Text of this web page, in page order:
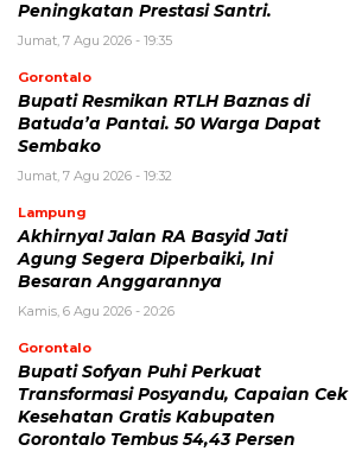
Peningkatan Prestasi Santri.
Jumat, 7 Agu 2026 - 19:35
Gorontalo
Bupati Resmikan RTLH Baznas di
Batuda’a Pantai. 50 Warga Dapat
Sembako
Jumat, 7 Agu 2026 - 19:32
Lampung
Akhirnya! Jalan RA Basyid Jati
Agung Segera Diperbaiki, Ini
Besaran Anggarannya
Kamis, 6 Agu 2026 - 20:26
Gorontalo
Bupati Sofyan Puhi Perkuat
Transformasi Posyandu, Capaian Cek
Kesehatan Gratis Kabupaten
Gorontalo Tembus 54,43 Persen